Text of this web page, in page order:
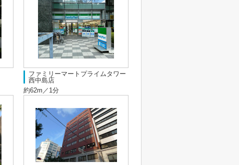
ファミリーマートプライムタワー
西中島店
約62m／1分